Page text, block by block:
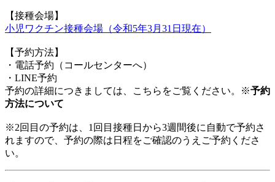
【接種会場】
小児ワクチン接種会場（令和5年3月31日現在）
【予約方法】
・電話予約（コールセンターへ）
・LINE予約
予約の詳細につきましては、こちらをご覧ください。※予約
方法について
※2回目の予約は、1回目接種日から3週間後に自動で予約さ
れますので、予約の際は日程をご確認のうえご予約くださ
い。